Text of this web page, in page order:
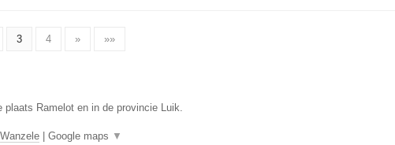
3 4 » »»
plaats Ramelot en in de provincie Luik.
Wanzele| Google maps ▼